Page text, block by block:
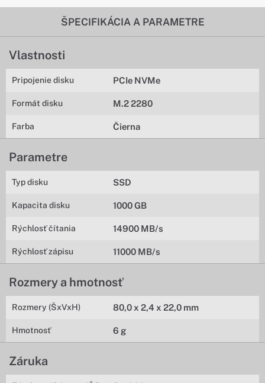
ŠPECIFIKÁCIA A PARAMETRE
Vlastnosti
Pripojenie disku PCIe NVMe
Formát disku M.2 2280
Farba Čierna
Parametre
Typ disku SSD
Kapacita disku 1000 GB
Rýchlosť čítania 14900 MB/s
Rýchlosť zápisu 11000 MB/s
Rozmery a hmotnosť
Rozmery (ŠxVxH) 80,0 x 2,4 x 22,0 mm
Hmotnosť 6 g
Záruka